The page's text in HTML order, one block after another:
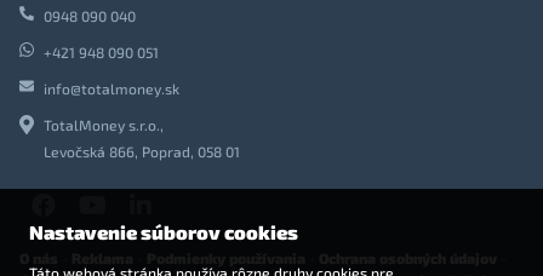
0948 090 040
+421 948 090 051
info@totalmoney.sk
TotalMoney s.r.o.,
Levočská 866, Poprad, 058 01
Nastavenie súborov cookies
Táto webová stránka používa rôzne druhy cookies pre